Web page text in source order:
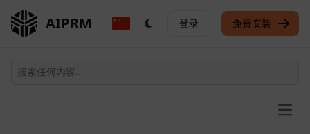
AIPRM 登录 免费安装